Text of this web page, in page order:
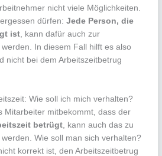
nicht viele Möglichkeiten.
dürfen:Jede Person, die
ist , kann dafür auch zur
In diesem Fall hilft es also
nicht bei dem Arbeitszeitbetrug
Wie soll ich mich verhalten?
Mitarbeiter mitbekommt, dass der
betrügt , kann auch das zu
Wie soll man sich verhalten?
korrekt ist, den Arbeitszeitbetrug